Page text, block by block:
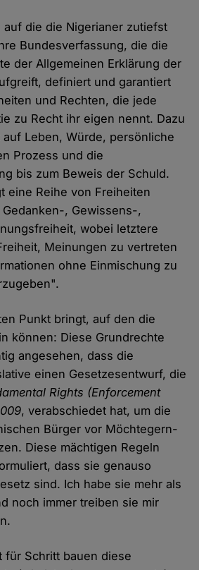
auf die die Nigerianer zutiefst
Bundesverfassung, die die
der Allgemeinen Erklärung der
definiert und garantiert
und Rechten, die jede
zu Recht ihr eigen nennt. Dazu
Leben, Würde, persönliche
Prozess und die
bis zum Beweis der Schuld.
eine Reihe von Freiheiten
, Gewissens-,
wobei letztere
Meinungen zu vertreten
ohne Einmischung zu
Punkt bringt, auf den die
können: Diese Grundrechte
angesehen, dass die
einen Gesetzesentwurf, die
Rights (Enforcement
, verabschiedet hat, um die
Bürger vor Möchtegern-
Diese mächtigen Regeln
dass sie genauso
sind. Ich habe sie mehr als
noch immer treiben sie mir
für Schritt bauen diese